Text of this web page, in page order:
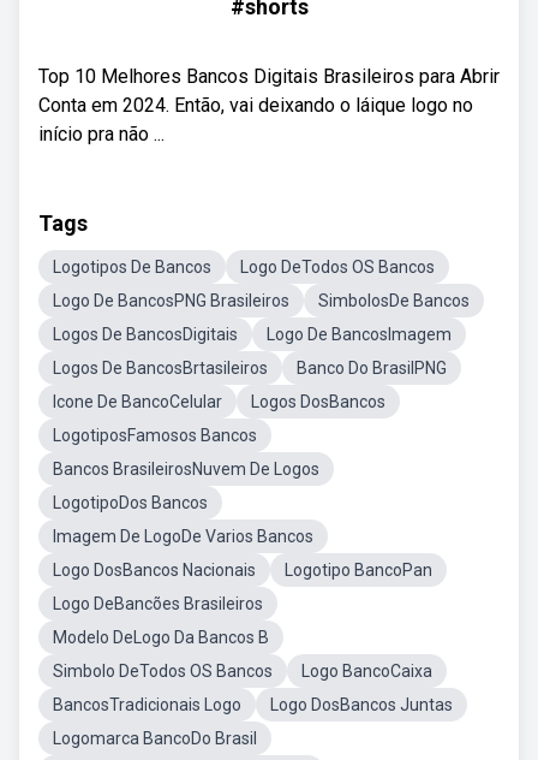
#shorts
Top 10 Melhores Bancos Digitais Brasileiros para Abrir
Conta em 2024. Então, vai deixando o láique logo no
início pra não ...
Tags
Logotipos De Bancos
Logo DeTodos OS Bancos
Logo De BancosPNG Brasileiros
SimbolosDe Bancos
Logos De BancosDigitais
Logo De BancosImagem
Logos De BancosBrtasileiros
Banco Do BrasilPNG
Icone De BancoCelular
Logos DosBancos
LogotiposFamosos Bancos
Bancos BrasileirosNuvem De Logos
LogotipoDos Bancos
Imagem De LogoDe Varios Bancos
Logo DosBancos Nacionais
Logotipo BancoPan
Logo DeBancões Brasileiros
Modelo DeLogo Da Bancos B
Simbolo DeTodos OS Bancos
Logo BancoCaixa
BancosTradicionais Logo
Logo DosBancos Juntas
Logomarca BancoDo Brasil